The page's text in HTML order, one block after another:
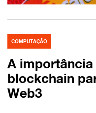
COMPUTAÇÃO
A
blockchain
Web3